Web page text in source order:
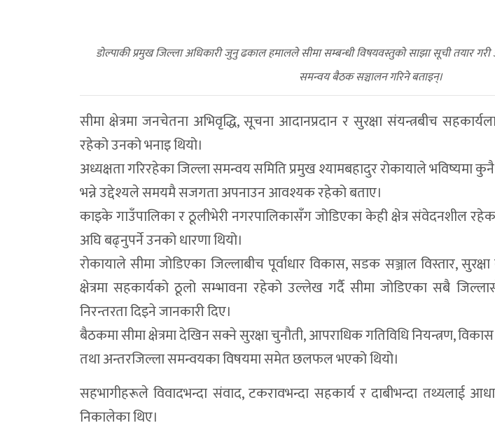
डोल्पाकी प्रमुख जिल्ला अधिकारी जुनु ढकाल हमालले सीमा सम्बन्धी विषयवस्तुको साझा सूची तयार गरी
समन्वय बैठक सञ्चालन गरिने बताइन्।
सीमा क्षेत्रमा जनचेतना अभिवृद्धि, सूचना आदानप्रदान र सुरक्षा संयन्त्रबीच
रहेको उनको भनाइ थियो।
अध्यक्षता गरिरहेका जिल्ला समन्वय समिति प्रमुख श्यामबहादुर रोकायाले भविष्यमा कुनै
भन्ने उद्देश्यले समयमै सजगता अपनाउन आवश्यक रहेको बताए।
काइके गाउँपालिका र ठूलीभेरी नगरपालिकासँग जोडिएका केही क्षेत्र संवेदनशील
अघि बढ्नुपर्ने उनको धारणा थियो।
रोकायाले सीमा जोडिएका जिल्लाबीच पूर्वाधार विकास, सडक सञ्जाल विस्तार, सुरक्षा
क्षेत्रमा सहकार्यको ठूलो सम्भावना रहेको उल्लेख गर्दै सीमा जोडिएका सबै
निरन्तरता दिइने जानकारी दिए।
बैठकमा सीमा क्षेत्रमा देखिन सक्ने सुरक्षा चुनौती, आपराधिक गतिविधि नियन्त्रण,
तथा अन्तरजिल्ला समन्वयका विषयमा समेत छलफल भएको थियो।
सहभागीहरूले विवादभन्दा संवाद, टकरावभन्दा सहकार्य र दाबीभन्दा तथ्यलाई
निकालेका थिए।